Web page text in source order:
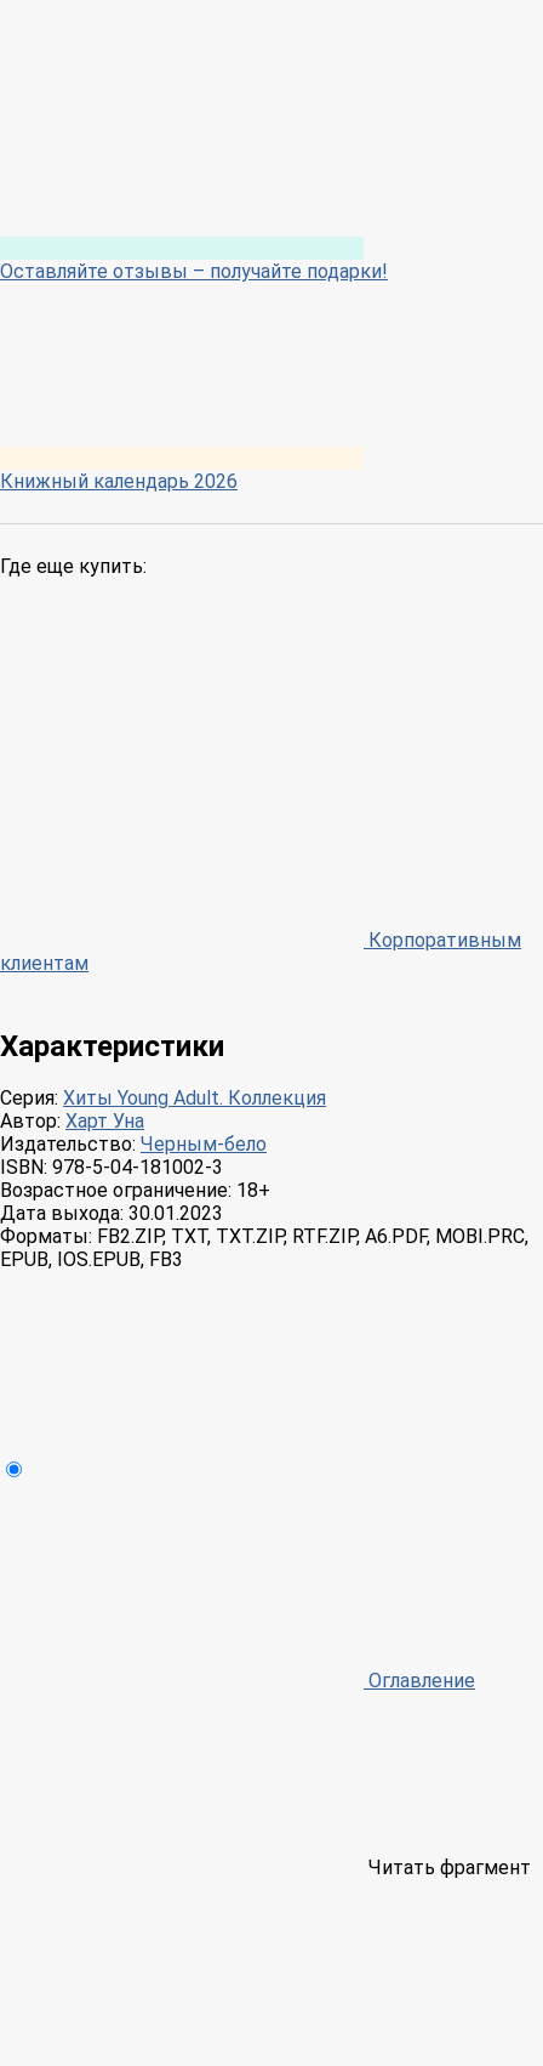
Оставляйте отзывы – получайте подарки!
Книжный календарь 2026
Где еще купить:
Корпоративным
клиентам
Характеристики
Серия: Хиты Young Adult. Коллекция
Автор: Харт Уна
Издательство: Черным-бело
ISBN: 978-5-04-181002-3
Возрастное ограничение: 18+
Дата выхода: 30.01.2023
Форматы: FB2.ZIP, TXT, TXT.ZIP, RTF.ZIP, A6.PDF, MOBI.PRC,
EPUB, IOS.EPUB, FB3
Оглавление
Читать фрагмент